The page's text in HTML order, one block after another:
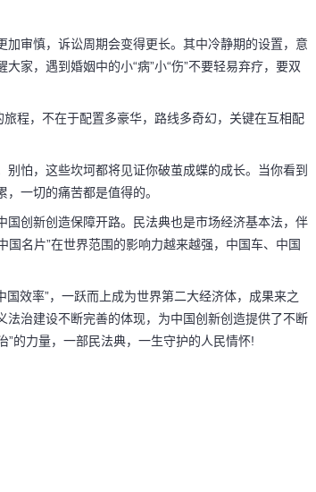
审慎，诉讼周期会变得更长。其中冷静期的设置，意
家，遇到婚姻中的小“病”小“伤”不要轻易弃疗，要双
程，不在于配置多豪华，路线多奇幻，关键在互相配
怕，这些坎坷都将见证你破茧成蝶的成长。当你看到
一切的痛苦都是值得的。
创新创造保障开路。民法典也是市场经济基本法，伴
国名片”在世界范围的影响力越来越强，中国车、中国
国效率”，一跃而上成为世界第二大经济体，成果来之
治建设不断完善的体现，为中国创新创造提供了不断
”的力量，一部民法典，一生守护的人民情怀!
部“新法”，
加全面完
都来画一份